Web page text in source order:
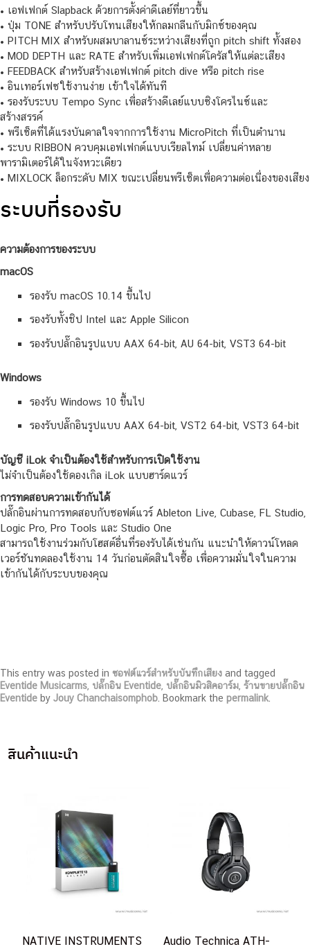
• เอฟเฟกต์ Slapback ด้วยการตั้งค่าดีเลย์ที่ยาวขึ้น
• ปุ่ม TONE สำหรับปรับโทนเสียงให้กลมกลืนกับมิกซ์ของคุณ
• PITCH MIX สำหรับผสมบาลานซ์ระหว่างเสียงที่ถูก pitch shift ทั้งสอง
• MOD DEPTH และ RATE สำหรับเพิ่มเอฟเฟกต์โครัสให้แต่ละเสียง
• FEEDBACK สำหรับสร้างเอฟเฟกต์ pitch dive หรือ pitch rise
• อินเทอร์เฟซใช้งานง่าย เข้าใจได้ทันที
• รองรับระบบ Tempo Sync เพื่อสร้างดีเลย์แบบซิงโครไนซ์และ
สร้างสรรค์
• พรีเซ็ตที่ได้แรงบันดาลใจจากการใช้งาน MicroPitch ที่เป็นตำนาน
• ระบบ RIBBON ควบคุมเอฟเฟกต์แบบเรียลไทม์ เปลี่ยนค่าหลาย
พารามิเตอร์ได้ในจังหวะเดียว
• MIXLOCK ล็อกระดับ MIX ขณะเปลี่ยนพรีเซ็ตเพื่อความต่อเนื่องของเสียง
ระบบที่รองรับ
ความต้องการของระบบ
macOS
รองรับ macOS 10.14 ขึ้นไป
รองรับทั้งชิป Intel และ Apple Silicon
รองรับปลั๊กอินรูปแบบ AAX 64-bit, AU 64-bit, VST3 64-bit
Windows
รองรับ Windows 10 ขึ้นไป
รองรับปลั๊กอินรูปแบบ AAX 64-bit, VST2 64-bit, VST3 64-bit
บัญชี iLok จำเป็นต้องใช้สำหรับการเปิดใช้งาน
ไม่จำเป็นต้องใช้ดองเกิล iLok แบบฮาร์ดแวร์
การทดสอบความเข้ากันได้
ปลั๊กอินผ่านการทดสอบกับซอฟต์แวร์ Ableton Live, Cubase, FL Studio,
Logic Pro, Pro Tools และ Studio One
สามารถใช้งานร่วมกับโฮสต์อื่นที่รองรับได้เช่นกัน แนะนำให้ดาวน์โหลด
เวอร์ชันทดลองใช้งาน 14 วันก่อนตัดสินใจซื้อ เพื่อความมั่นใจในความ
เข้ากันได้กับระบบของคุณ
This entry was posted in ซอฟต์แวร์สำหรับบันทึกเสียง and tagged
Eventide Musicarms ปลั๊กอิน Eventide ปลั๊กอินมิวสิคอาร์ม ร้านขายปลั๊กอิน
Eventide by Jouy Chanchaisomphob . Bookmark the permalink
สินค้าแนะนำ
NATIVE INSTRUMENTS
Audio Technica ATH-